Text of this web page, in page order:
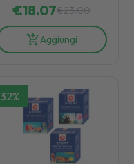
25 ml
€18.07€23.00
Aggiungi
32%